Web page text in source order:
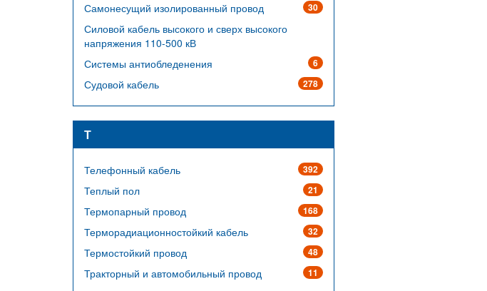
30
Самонесущий изолированный провод
Силовой кабель высокого и сверх высокого
напряжения 110-500 кВ
6
Системы антиобледенения
278
Судовой кабель
Т
392
Телефонный кабель
21
Теплый пол
168
Термопарный провод
32
Терморадиационностойкий кабель
48
Термостойкий провод
11
Тракторный и автомобильный провод